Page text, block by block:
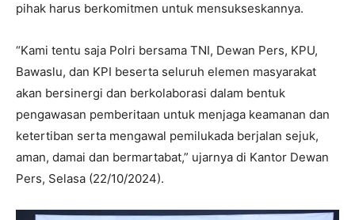
pihak harus berkomitmen untuk mensukseskannya.
“Kami tentu saja Polri bersama TNI, Dewan Pers, KPU,
Bawaslu, dan KPI beserta seluruh elemen masyarakat
akan bersinergi dan berkolaborasi dalam bentuk
pengawasan pemberitaan untuk menjaga keamanan dan
ketertiban serta mengawal pemilukada berjalan sejuk,
aman, damai dan bermartabat,” ujarnya di Kantor Dewan
Pers, Selasa (22/10/2024).